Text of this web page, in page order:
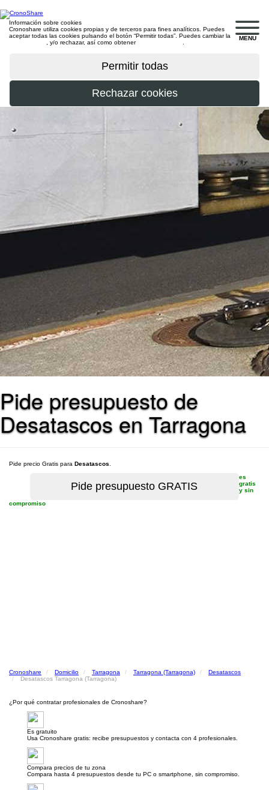
MENU
Información sobre cookies
Cronoshare utiliza cookies propias y de terceros para fines analíticos. Puedes
aceptar todas las cookies pulsando el botón “Permitir todas”. Puedes cambiar la
, y/o rechazar, así como obtener
Pide presupuesto de
Desatascos en Tarragona
Pide precio Gratis para Desatascos
es
gratis
y sin
compromiso
Cronoshare Domicilio Tarragona Tarragona (Tarragona)
Desatascos
Desatascos Tarragona (Tarragona)
¿Por qué contratar profesionales de Cronoshare?
Es gratuito
Usa Cronoshare gratis: recibe presupuestos y contacta con 4 profesionales.
Compara precios de tu zona
Compara hasta 4 presupuestos desde tu PC o smartphone, sin compromiso.